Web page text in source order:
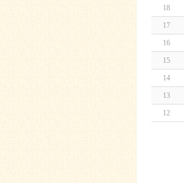
18
17
16
15
14
13
12